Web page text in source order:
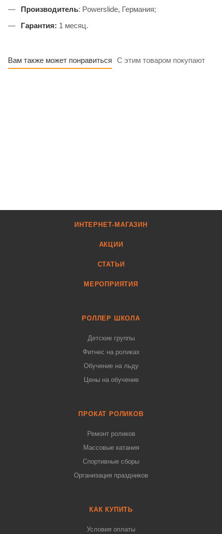
Производитель: Powerslide, Германия;
Гарантия: 1 месяц.
Вам также может понравиться С этим товаром покупают
ИНТЕРНЕТ-МАГАЗИН
АКЦИИ
СТАТЬИ
МЕРОПРИЯТИЯ
РОЛЛЕР ШКОЛА
Детские группы
Фитнес на роликах
Обучение на льду
Цены на обучение
ПРОКАТ РОЛИКОВ
Ремонт роликов
Массовые катания
Спортивные сборы
Организация праздников
КАК КУПИТЬ
Условия оплаты